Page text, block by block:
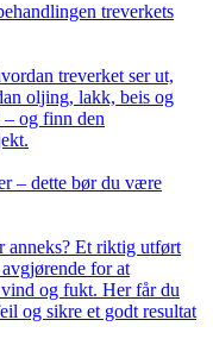
treverkets
treverket ser ut,
oljing, lakk, beis og
og finn den
– dette bør du være
anneks? Et riktig utført
for at
og fukt. Her får du
og sikre et godt resultat